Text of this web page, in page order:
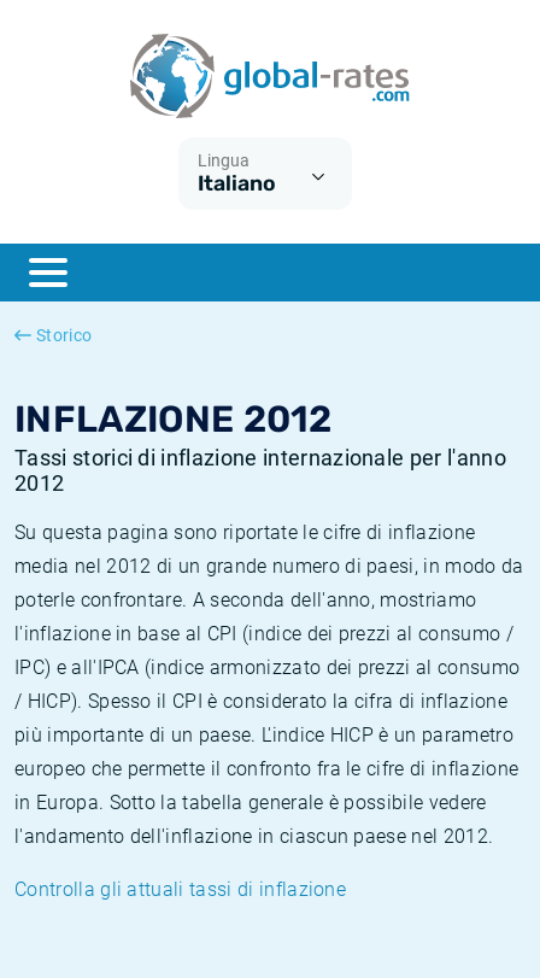
Lingua
Italiano
Storico
INFLAZIONE 2012
Tassi storici di inflazione internazionale per l'anno
2012
Su questa pagina sono riportate le cifre di inflazione
media nel 2012 di un grande numero di paesi, in modo da
poterle confrontare. A seconda dell'anno, mostriamo
l'inflazione in base al CPI (indice dei prezzi al consumo /
IPC) e all'IPCA (indice armonizzato dei prezzi al consumo
/ HICP). Spesso il CPI è considerato la cifra di inflazione
più importante di un paese. L'indice HICP è un parametro
europeo che permette il confronto fra le cifre di inflazione
in Europa. Sotto la tabella generale è possibile vedere
l'andamento dell'inflazione in ciascun paese nel 2012.
Controlla gli attuali tassi di inflazione
ESTER
SONIA
Cos'è l'inflazione CPI?
Cos'è l'inflazione HICP?
Inflazione Italia
Inflazione Stati Uniti
Tassi storici Euribor
Tassi storici di SONIA
Tassi storici di TONAR
Calcolatore dell’inflazione